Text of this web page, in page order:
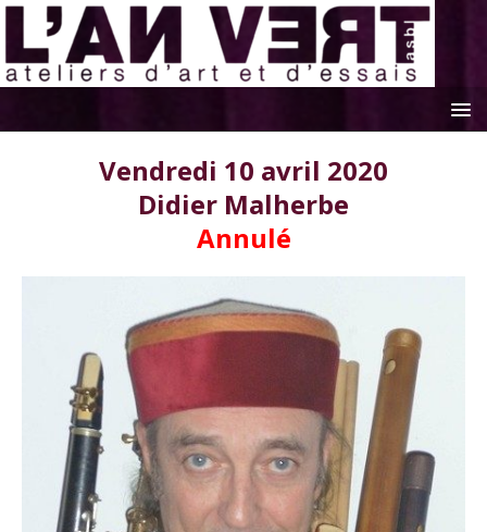
Vendredi 10 avril 2020
Didier Malherbe
Annulé